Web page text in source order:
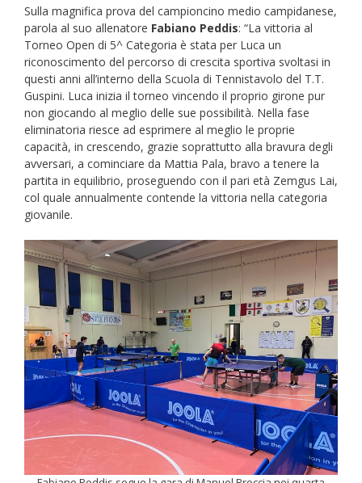
Sulla magnifica prova del campioncino medio campidanese,
parola al suo allenatore Fabiano Peddis: “La vittoria al
Torneo Open di 5^ Categoria è stata per Luca un
riconoscimento del percorso di crescita sportiva svoltasi in
questi anni all’interno della Scuola di Tennistavolo del T.T.
Guspini. Luca inizia il torneo vincendo il proprio girone pur
non giocando al meglio delle sue possibilità. Nella fase
eliminatoria riesce ad esprimere al meglio le proprie
capacità, in crescendo, grazie soprattutto alla bravura degli
avversari, a cominciare da Mattia Pala, bravo a tenere la
partita in equilibrio, proseguendo con il pari età Zemgus Lai,
col quale annualmente contende la vittoria nella categoria
giovanile.